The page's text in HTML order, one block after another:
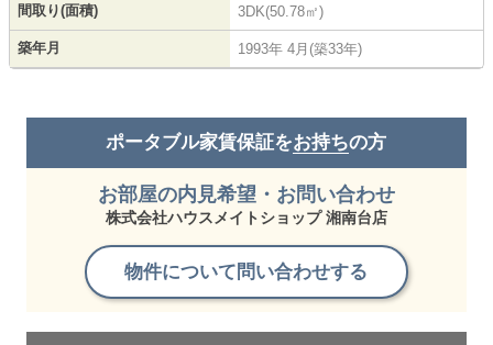
間取り(面積) 3DK(50.78㎡)
築年月 1993年 4月(築33年)
ポータブル家賃保証をお持ちの方
お部屋の内見希望・お問い合わせ
株式会社ハウスメイトショップ 湘南台店
物件について問い合わせする